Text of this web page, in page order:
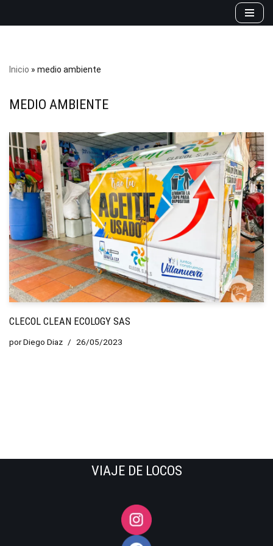
Inicio » medio ambiente
MEDIO AMBIENTE
CLECOL CLEAN ECOLOGY SAS
porDiego Diaz 26/05/2023
VIAJE DE LOCOS